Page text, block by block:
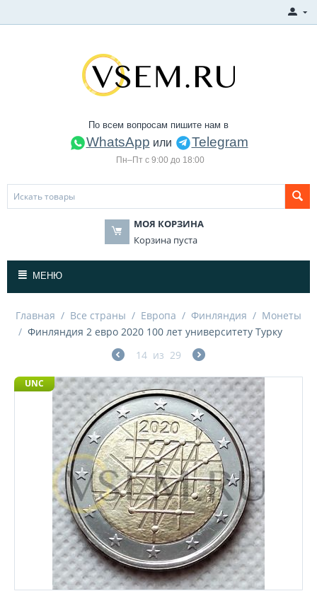
По всем вопросам пишите нам в
WhatsApp или Telegram
Пн–Пт с 9:00 до 18:00
МОЯ КОРЗИНА
Корзина пуста
МЕНЮ
Главная / Все страны / Европа / Финляндия / Монеты
/ Финляндия 2 евро 2020 100 лет университету Турку
14 из 29
UNC